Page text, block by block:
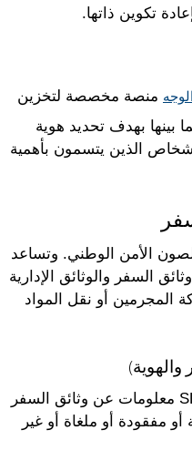
تكوين ذاتها.
منصة مخصصة لتخزين
بينها بهدف تحديد هوية
الذين يتسمون بأهمية
لصون الأمن الوطني. وتساعد
السفر والوثائق الإدارية
المجرمين أو نقل المواد
تتضمن قاعدة بيانات الإنتربول SLTD معلومات عن وثائق السفر
أو مفقودة أو ملغاة أو غير